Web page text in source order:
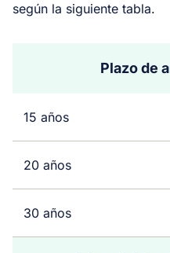
según la siguiente tabla.
Plazo de
15 años
20 años
30 años